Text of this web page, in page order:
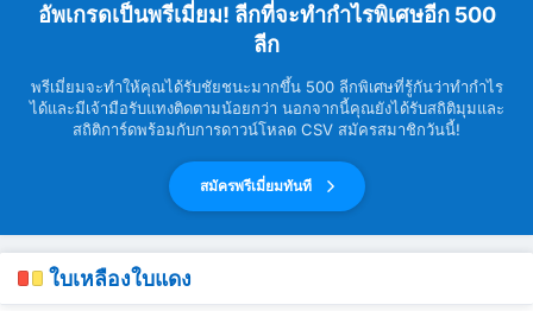
อัพเกรดเป็นพรีเมี่ยม! ลีกที่จะทำกำไรพิเศษอีก 500
ลีก
พรีเมี่ยมจะทำให้คุณได้รับชัยชนะมากขึ้น 500 ลีกพิเศษที่รู้กันว่าทำกำไร
ได้และมีเจ้ามือรับแทงติดตามน้อยกว่า นอกจากนี้คุณยังได้รับสถิติมุมและ
สถิติการ์ดพร้อมกับการดาวน์โหลด CSV สมัครสมาชิกวันนี้!
สมัครพรีเมี่ยมทันที
ใบเหลืองใบแดง